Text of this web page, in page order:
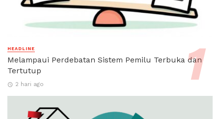
HEADLINE
Melampaui Perdebatan Sistem Pemilu Terbuka dan
Tertutup
2 hari ago